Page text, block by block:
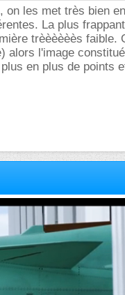
on les met très bien
La plus
trèèèèèès faible.
alors l'image
en plus de points